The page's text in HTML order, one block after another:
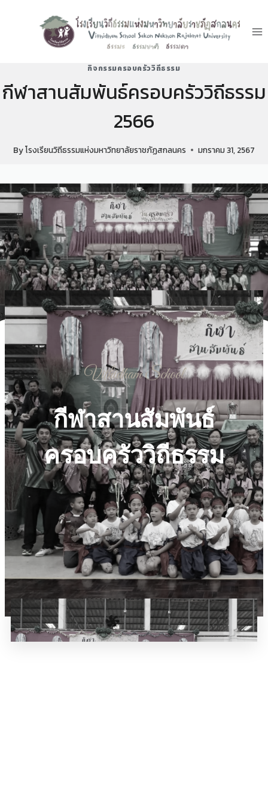
กิจกรรมครอบครัววิถีธรรม
กีฬาสานสัมพันธ์ครอบครัววิถีธรรม
2566
Byโรงเรียนวิถีธรรมแห่งมหาวิทยาลัยราชภัฏสกลนคร มกราคม 31, 2567
Post Views: 1,866
Vithidham School
กีฬาสานสัมพันธ์
ครอบครัววิถีธรรม